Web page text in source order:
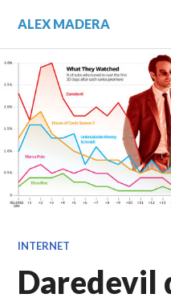
contenido.
ALEX MADERA
INTERNET
Daredevil